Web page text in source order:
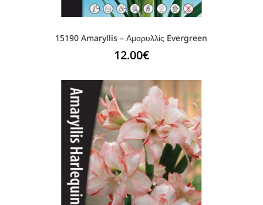
15190 Amaryllis – Αμαρυλλίς Evergreen
12.00€